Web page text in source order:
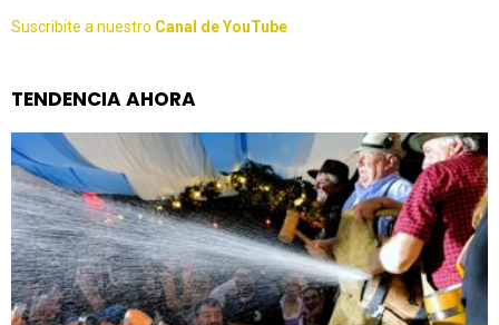
Suscribite a nuestro Canal de YouTube
TENDENCIA AHORA